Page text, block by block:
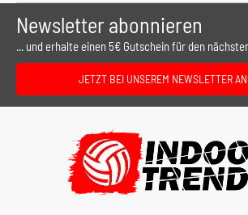
Newsletter abonnieren
... und erhalte einen 5€ Gutschein für den
JETZT BEI UNSEREM NEWSLETTER